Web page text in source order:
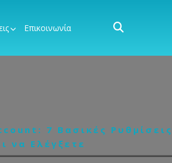
Επικοινωνία
7 Βασικές Ρυθμίσεις
να Ελέγξετε